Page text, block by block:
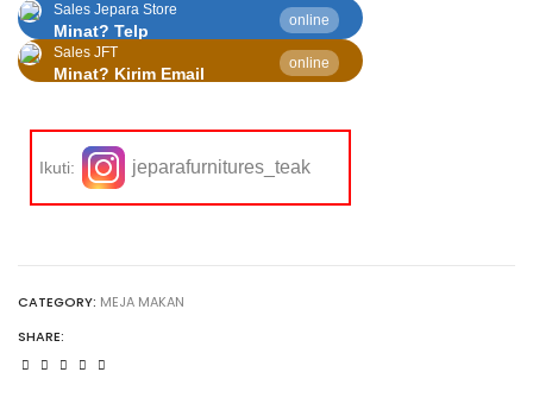
Sales Jepara Store
online
Minat? Telp
Sales JFT
online
Minat? Kirim Email
Ikuti: jeparafurnitures_teak
CATEGORY: MEJA MAKAN
SHARE: